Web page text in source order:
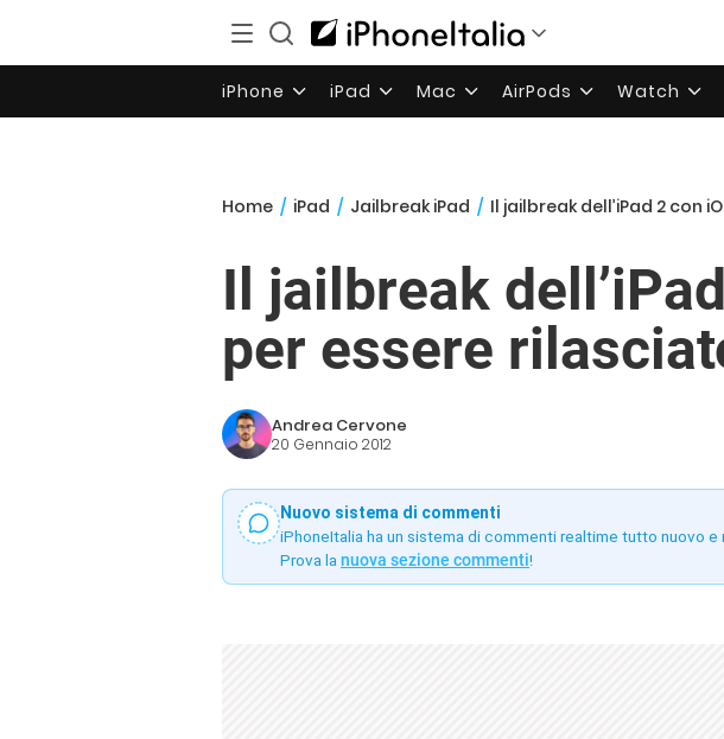
iPhone iPad Mac AirPods Watch
Home / iPad / Jailbreak iPad / Il jailbreak dell’iPad 2 con
Il jailbreak
per essere
Andrea Cervone
20 Gennaio 2012
Nuovo sistema di commenti
iPhoneItalia ha un sistema di commenti realtime tutto nuovo
Prova la nuova sezione commenti!